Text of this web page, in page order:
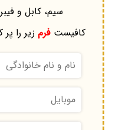
سیم، کابل و
کافیستفرم زیر را